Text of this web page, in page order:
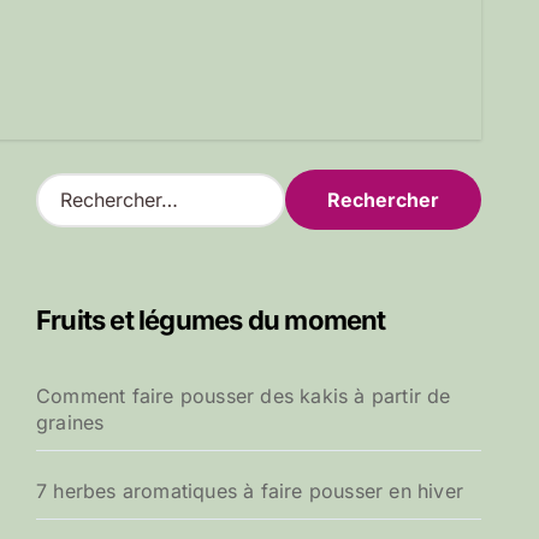
R
e
r
e
r
Fruits et légumes du moment
Comment faire pousser des kakis à partir de
graines
7 herbes aromatiques à faire pousser en hiver